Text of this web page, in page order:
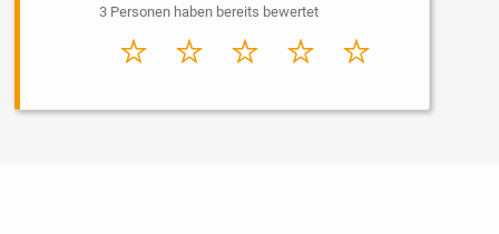
3 Personen haben bereits bewertet